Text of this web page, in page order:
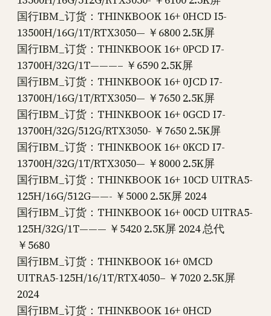
国行IBM_订货：THINKBOOK 16+ 0HCD I5-
13500H/16G/1T/RTX3050— ￥6800 2.5K屏
国行IBM_订货：THINKBOOK 16+ 0PCD I7-
13700H/32G/1T———– ￥6590 2.5K屏
国行IBM_订货：THINKBOOK 16+ 0JCD I7-
13700H/16G/1T/RTX3050— ￥7650 2.5K屏
国行IBM_订货：THINKBOOK 16+ 0GCD I7-
13700H/32G/512G/RTX3050- ￥7650 2.5K屏
国行IBM_订货：THINKBOOK 16+ 0KCD I7-
13700H/32G/1T/RTX3050— ￥8000 2.5K屏
国行IBM_订货：THINKBOOK 16+ 10CD UITRA5-
125H/16G/512G——- ￥5000 2.5K屏 2024
国行IBM_订货：THINKBOOK 16+ 00CD UITRA5-
125H/32G/1T——— ￥5420 2.5K屏 2024 总代
￥5680
国行IBM_订货：THINKBOOK 16+ 0MCD
UITRA5-125H/16/1T/RTX4050– ￥7020 2.5K屏
2024
国行IBM_订货：THINKBOOK 16+ 0HCD